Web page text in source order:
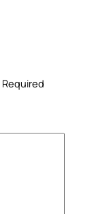
Required